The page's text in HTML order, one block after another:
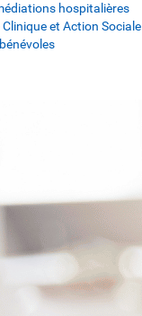
hospitalières
et Action Sociale